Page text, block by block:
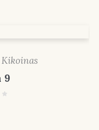
Kikoinas
9